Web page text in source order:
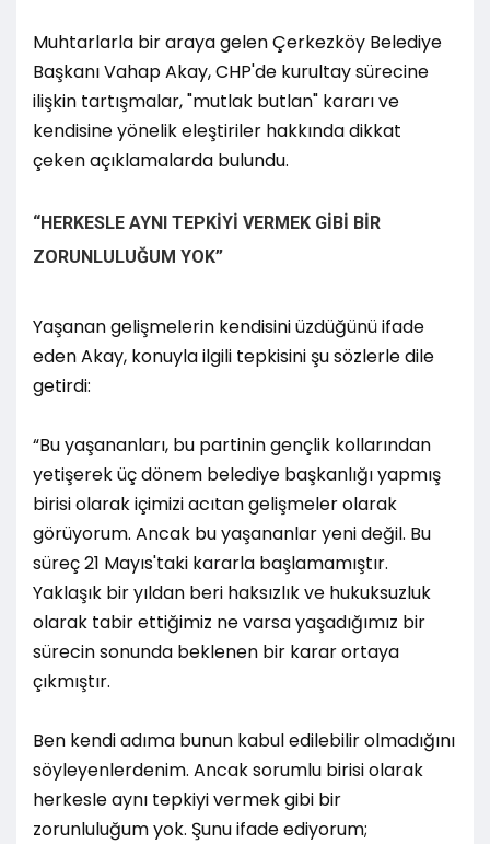
Muhtarlarla bir araya gelen Çerkezköy Belediye
Başkanı Vahap Akay, CHP'de kurultay sürecine
ilişkin tartışmalar, "mutlak butlan" kararı ve
kendisine yönelik eleştiriler hakkında dikkat
çeken açıklamalarda bulundu.
“HERKESLE AYNI TEPKİYİ VERMEK GİBİ BİR
ZORUNLULUĞUM YOK”
Yaşanan gelişmelerin kendisini üzdüğünü ifade
eden Akay, konuyla ilgili tepkisini şu sözlerle dile
getirdi:
“Bu yaşananları, bu partinin gençlik kollarından
yetişerek üç dönem belediye başkanlığı yapmış
birisi olarak içimizi acıtan gelişmeler olarak
görüyorum. Ancak bu yaşananlar yeni değil. Bu
süreç 21 Mayıs'taki kararla başlamamıştır.
Yaklaşık bir yıldan beri haksızlık ve hukuksuzluk
olarak tabir ettiğimiz ne varsa yaşadığımız bir
sürecin sonunda beklenen bir karar ortaya
çıkmıştır.
Ben kendi adıma bunun kabul edilebilir olmadığını
söyleyenlerdenim. Ancak sorumlu birisi olarak
herkesle aynı tepkiyi vermek gibi bir
zorunluluğum yok. Şunu ifade ediyorum;